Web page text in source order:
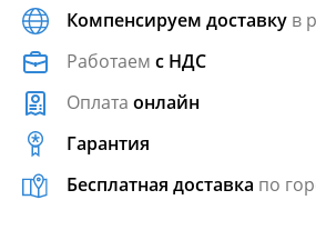
Компенсируем доставку в
Работаем с НДС
Оплата онлайн
Гарантия
Бесплатная доставка по